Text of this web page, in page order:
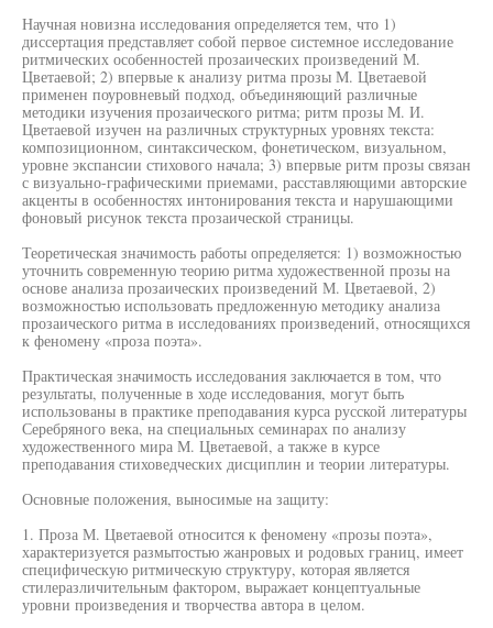
Научная новизна исследования определяется тем, что 1)
диссертация представляет собой первое системное исследование
ритмических особенностей прозаических произведений М.
Цветаевой; 2) впервые к анализу ритма прозы М. Цветаевой
применен поуровневый подход, объединяющий различные
методики изучения прозаического ритма; ритм прозы М. И.
Цветаевой изучен на различных структурных уровнях текста:
композиционном, синтаксическом, фонетическом, визуальном,
уровне экспансии стихового начала; 3) впервые ритм прозы связан
с визуально-графическими приемами, расставляющими авторские
акценты в особенностях интонирования текста и нарушающими
фоновый рисунок текста прозаической страницы.
Теоретическая значимость работы определяется: 1) возможностью
уточнить современную теорию ритма художественной прозы на
основе анализа прозаических произведений М. Цветаевой, 2)
возможностью использовать предложенную методику анализа
прозаического ритма в исследованиях произведений, относящихся
к феномену «проза поэта».
Практическая значимость исследования заключается в том, что
результаты, полученные в ходе исследования, могут быть
использованы в практике преподавания курса русской литературы
Серебряного века, на специальных семинарах по анализу
художественного мира М. Цветаевой, а также в курсе
преподавания стиховедческих дисциплин и теории литературы.
Основные положения, выносимые на защиту:
1. Проза М. Цветаевой относится к феномену «прозы поэта»,
характеризуется размытостью жанровых и родовых границ, имеет
специфическую ритмическую структуру, которая является
стилеразличительным фактором, выражает концептуальные
уровни произведения и творчества автора в целом.